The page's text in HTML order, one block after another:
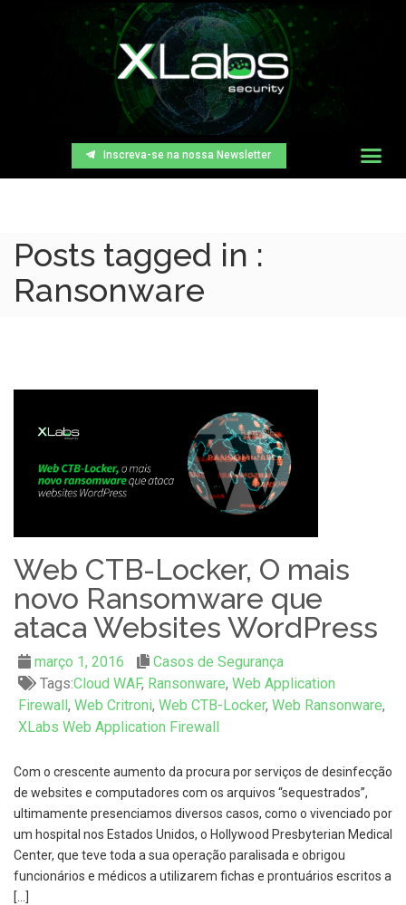
Inscreva-se na nossa Newsletter
Posts tagged in :
Ransonware
Web CTB-Locker, O mais
novo Ransomware que
ataca Websites WordPress
março 1, 2016
Casos de Segurança
Tags:Cloud WAF, Ransonware, Web Application
Firewall , Web Critroni, Web CTB-Locker, Web Ransonware,
XLabs Web Application Firewall
Com o crescente aumento da procura por serviços de desinfecção
de websites e computadores com os arquivos “sequestrados”,
ultimamente presenciamos diversos casos, como o vivenciado por
um hospital nos Estados Unidos, o Hollywood Presbyterian Medical
Center, que teve toda a sua operação paralisada e obrigou
funcionários e médicos a utilizarem fichas e prontuários escritos a
[…]